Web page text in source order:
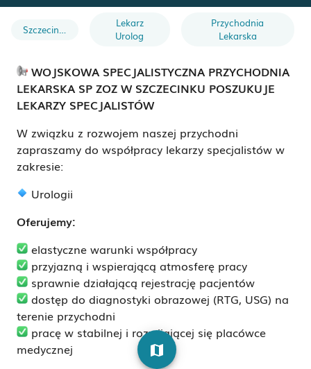
Lekarz
Urolog
Przychodnia
Lekarska
WOJSKOWA SPECJALISTYCZNA PRZYCHODNIA
LEKARSKA SP ZOZ W SZCZECINKU POSZUKUJE
LEKARZY SPECJALISTÓW
W związku z rozwojem naszej przychodni
zapraszamy do współpracy lekarzy specjalistów w
zakresie:
Urologii
Oferujemy:
elastyczne warunki współpracy
przyjazną i wspierającą atmosferę pracy
sprawnie działającą rejestrację pacjentów
dostęp do diagnostyki obrazowej (RTG, USG) na
terenie przychodni
pracę w stabilnej i rozwijającej się placówce
medycznej
map